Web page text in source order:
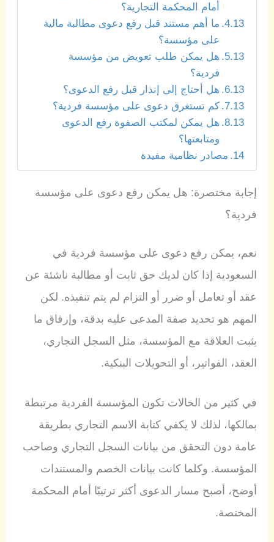
أمام المحكمة التجارية؟
ما أهم مستند قبل رفع دعوى مطالبة مالية
على مؤسسة؟
هل يمكن طلب تعويض من مؤسسة
فردية؟
هل أحتاج إلى إنذار قبل رفع الدعوى؟
كم تستغرق دعوى على مؤسسة فردية؟
هل يمكن لمكتب الصفوة رفع الدعوى
ومتابعتها؟
مصادر نظامية مفيدة
إجابة مختصرة: هل يمكن رفع دعوى على مؤسسة
فردية؟
نعم، يمكن رفع دعوى على مؤسسة فردية في
السعودية إذا كان لديك حق ثابت أو مطالبة ناشئة عن
عقد أو تعامل أو ضرر أو التزام لم يتم تنفيذه. لكن
المهم هو تحديد صفة المدعى عليه بدقة، وإرفاق ما
يثبت العلاقة مع المؤسسة، مثل السجل التجاري،
العقد، الفواتير، أو التحويلات البنكية.
في كثير من الحالات تكون المؤسسة الفردية مرتبطة
بمالكها، لذلك لا يكفي كتابة الاسم التجاري بطريقة
عامة دون التحقق من بيانات السجل التجاري وصاحب
المؤسسة. وكلما كانت بيانات الخصم والمستندات
أوضح، أصبح مسار الدعوى أكثر ترتيبًا أمام المحكمة
المختصة.